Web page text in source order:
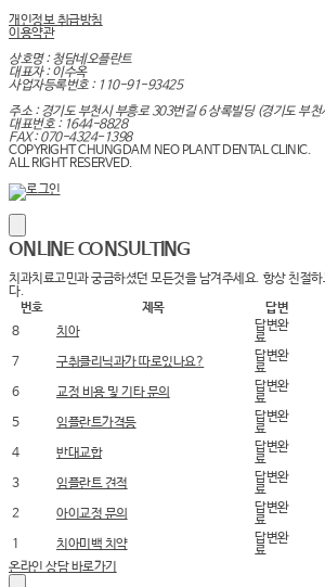
청담네오플란트는 자체 기공소를 보유하여
원활한 소통으로 높은 진료만족도를 제공합
청담네오플란트
환자별 책임의료진
청담네오플란트 전문의료진은 치의
직접진료하며 환자 한분한분을 1:1
개인정보 취급방침
이용약관
상호명 : 청담네오플란트
대표자 : 이수옥
사업자등록번호 : 110-91-93425
주소 : 경기도 부천시 부흥로 303번길 6 상록빌딩 (경기도 부
대표번호 : 1644-8828
FAX : 070-4324-1398
COPYRIGHT CHUNGDAM NEO PLANT DENTAL CLINIC.
ALL RIGHT RESERVED.
ONLINECONSULTING
치과치료고민과 궁금하셨던 모든것을 남겨주세요. 항상 친절
다.
번호
제목
답변
8
치아
답변완
료
7
구취클리닉과가 따로있나요?
답변완
료
6
교정 비용 및 기타 문의
답변완
료
5
임플란트가격등
답변완
료
4
반대교합
답변완
료
3
임플란트 견적
답변완
료
2
아이교정 문의
답변완
료
1
치아미백 치약
답변완
료
온라인 상담 바로가기